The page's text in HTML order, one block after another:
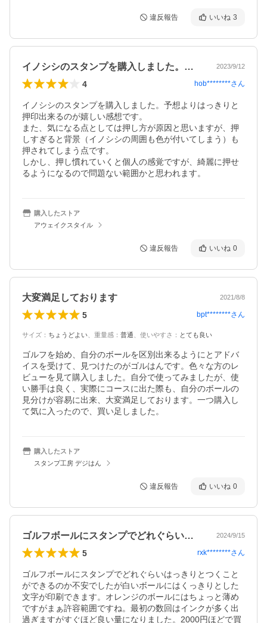
違反報告 いいね 3
イノシシのスタンプを購入しました。予想… 2023/9/12
4 hob********さん
イノシシのスタンプを購入しました。予想よりはっきりと
押印出来るのが嬉しい感想です。
また、気になる点としては押し方が原因と思いますが、押
しすぎると背景（イノシシの周囲も色が付いてしまう）も
押されてしまう点です。
しかし、押し慣れていくと個人の感覚ですが、綺麗に押せ
るようになるので問題ない範囲かと思われます。
購入したストア
アウェイクスタイル
違反報告 いいね 0
大変満足しております 2021/8/8
5 bpt********さん
サイズ ： ちょうどよい 重量感 ： 普通 使いやすさ ： とても良い
ゴルフを始め、自分のボールを区別出来るようにとアドバ
イスを受けて、見つけたのがゴルはんです。色々な方のレ
ビューを見て購入しました。自分で使ってみましたが、使
い勝手は良く、実際にコースに出た際も、自分のボールの
見分けが容易に出来、大変満足しております。一つ購入し
て気に入ったので、買い足しました。
購入したストア
スタンプ工房 デジはん
違反報告 いいね 0
ゴルフボールにスタンプでどれぐらいはっ… 2024/9/15
5 rxk********さん
ゴルフボールにスタンプでどれぐらいはっきりとつくこと
ができるのか不安でしたが白いボールにはくっきりとした
文字が印刷できます。オレンジのボールにはちょっと薄め
ですがまぁ許容範囲ですね。最初の数回はインクが多く出
過ぎますがすぐほど良い量になりました。2000円ほどで買